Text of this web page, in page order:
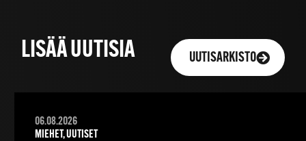
LISÄÄ UUTISIA UUTISARKISTO
06.08.2026
MIEHET, UUTISET